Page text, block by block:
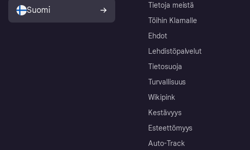
Tietoja meistä
Töihin Klarnalle
Ehdot
Lehdistöpalvelut
Tietosuoja
Turvallisuus
Wikipink
Kestävyys
Esteettömyys
Auto-Track
Suomi